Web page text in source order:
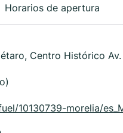
Horarios de apertura
Centro Histórico
10130739-morelia/